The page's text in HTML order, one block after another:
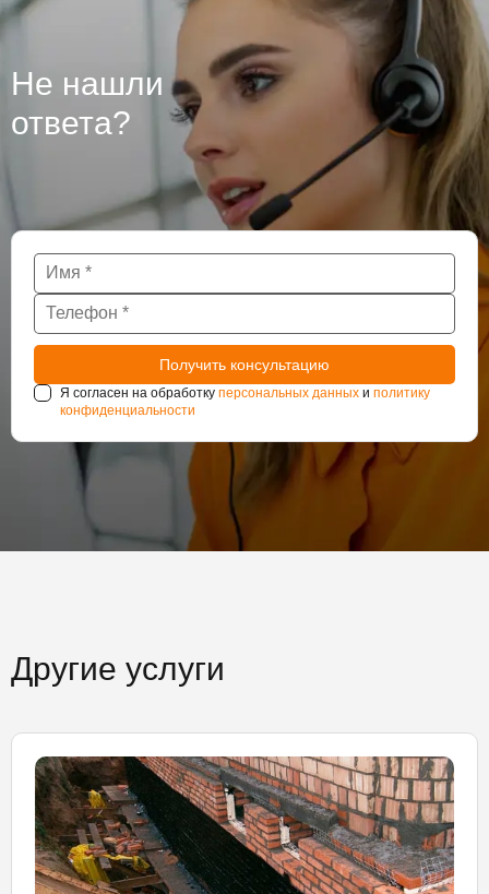
гидроизоляцию бетона, из которого они сделаны, так
как при проведении работ могут использоваться
различные технологии. Крупные подземные
сооружения такие как тоннели и паркинги также
нуждаются в постоянном наблюдении за
состоянием гидроизоляции.
Не нашли
ответа?
Я согласен на обработку персональных данных и политику
конфиденциальности
Другие услуги